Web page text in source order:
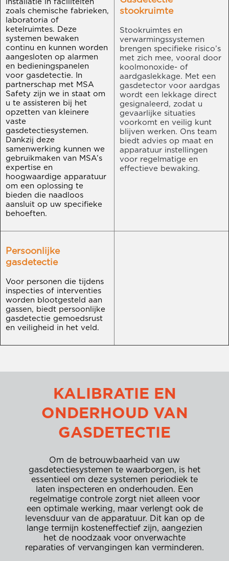
installatie in faciliteiten
zoals chemische fabrieken,
laboratoria of
ketelruimtes. Deze
systemen bewaken
continu en kunnen worden
aangesloten op alarmen
en bedieningspanelen
voor gasdetectie. In
partnerschap met MSA
Safety zijn we in staat om
u te assisteren bij het
opzetten van kleinere
vaste
gasdetectiesystemen.
Dankzij deze
samenwerking kunnen we
gebruikmaken van MSA’s
expertise en
hoogwaardige apparatuur
om een oplossing te
bieden die naadloos
aansluit op uw specifieke
behoeften.
stookruimte
Stookruimtes en
verwarmingssystemen
brengen specifieke risico’s
met zich mee, vooral door
koolmonoxide- of
aardgaslekkage. Met een
gasdetector voor aardgas
wordt een lekkage direct
gesignaleerd, zodat u
gevaarlijke situaties
voorkomt en veilig kunt
blijven werken. Ons team
biedt advies op maat en
apparatuur instellingen
voor regelmatige en
effectieve bewaking.
Persoonlijke
gasdetectie
Voor personen die tijdens
inspecties of interventies
worden blootgesteld aan
gassen, biedt persoonlijke
gasdetectie gemoedsrust
en veiligheid in het veld.
KALIBRATIE EN
ONDERHOUD VAN
GASDETECTIE
Om de betrouwbaarheid van uw
gasdetectiesystemen te waarborgen, is het
essentieel om deze systemen periodiek te
laten inspecteren en onderhouden. Een
regelmatige controle zorgt niet alleen voor
een optimale werking, maar verlengt ook de
levensduur van de apparatuur. Dit kan op de
lange termijn kosteneffectief zijn, aangezien
het de noodzaak voor onverwachte
reparaties of vervangingen kan verminderen.